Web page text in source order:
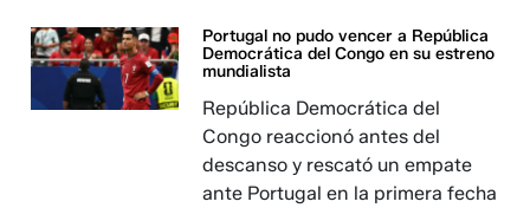
Portugal no pudo vencer a República
Democrática del Congo en su estreno
mundialista
República Democrática del
Congo reaccionó antes del
descanso y rescató un empate
ante Portugal en la primera fecha